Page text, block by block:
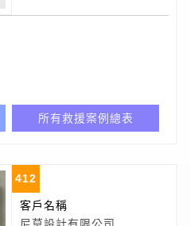
所有救援案例總表
412
客戶名稱